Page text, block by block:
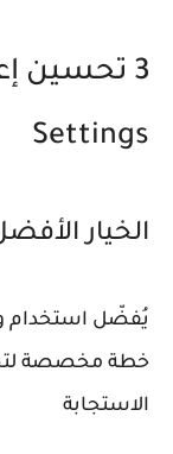
Settings
الخيار
خطة مخصصة
الاستجابة